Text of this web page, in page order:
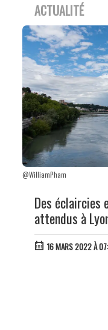
ACTUALITÉ
@WilliamPham
Des éclaircies
attendus à
16 MARS 2022 À